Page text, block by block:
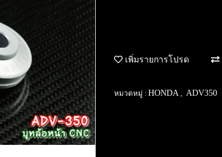
เพิ่มรายการโปรด
หมวดหมู่ : HONDA ADV350